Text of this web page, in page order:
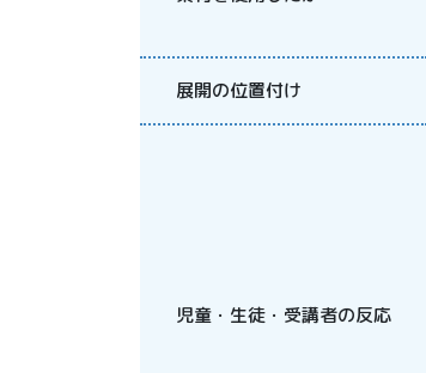
展開の位置付け
児童・生徒・受講者の反応